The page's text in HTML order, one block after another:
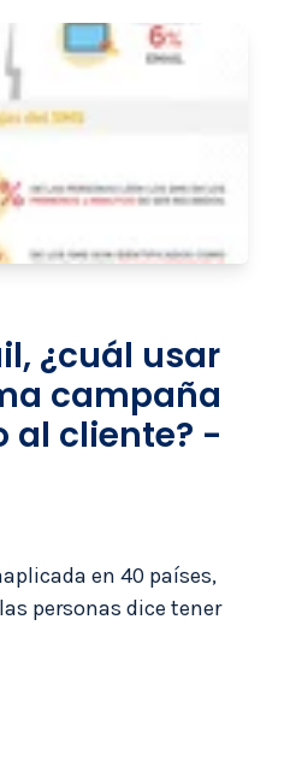
¿cuál usar
campaña
al cliente? -
en 40 países,
personas dice tener